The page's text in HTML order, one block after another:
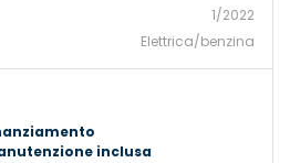
1/2022
Elettrica/benzina
inclusa